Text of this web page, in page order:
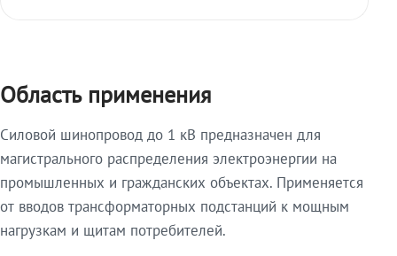
Область применения
Силовой шинопровод до 1 кВ предназначен для
магистрального распределения электроэнергии на
промышленных и гражданских объектах. Применяется
от вводов трансформаторных подстанций к мощным
нагрузкам и щитам потребителей.